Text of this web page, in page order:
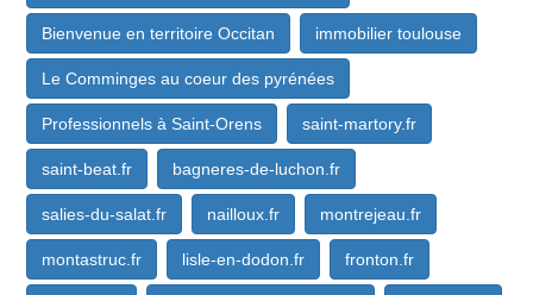
Bienvenue en territoire Occitan immobilier toulouse
Le Comminges au coeur des pyrénées
Professionnels à Saint-Orens saint-martory.fr
saint-beat.fr bagneres-de-luchon.fr
salies-du-salat.fr nailloux.fr montrejeau.fr
montastruc.fr lisle-en-dodon.fr fronton.fr